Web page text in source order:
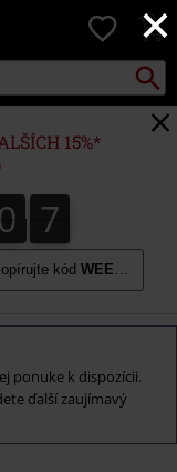
×
0
15%*
0
0
0
0 5
6
5
7
6
kód WEEKEND
ponuke k dispozícii.
ďalší zaujímavý